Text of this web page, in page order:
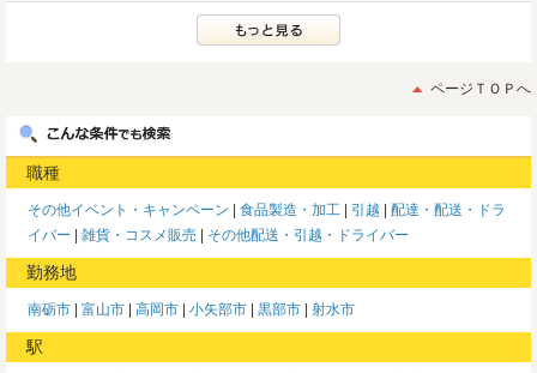
ページＴＯＰへ
職種
その他イベント・キャンペーン 食品製造・加工 引越
配達・配送・ドラ
イバー
雑貨・コスメ販売 その他配送・引越・ドライバー
勤務地
南砺市 富山市 高岡市 小矢部市 黒部市 射水市
駅